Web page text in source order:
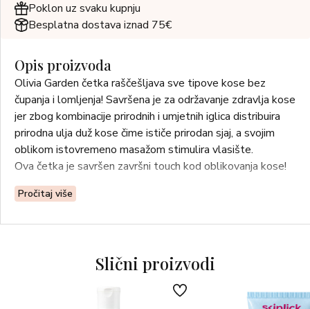
Poklon uz svaku kupnju
Besplatna dostava iznad 75€
Opis proizvoda
Olivia Garden četka raščešljava sve tipove kose bez
čupanja i lomljenja! Savršena je za održavanje zdravlja kose
jer zbog kombinacije prirodnih i umjetnih iglica distribuira
prirodna ulja duž kose čime ističe prirodan sjaj, a svojim
oblikom istovremeno masažom stimulira vlasište.
Ova četka je savršen završni touch kod oblikovanja kose!
Pročitaj više
Slični proizvodi